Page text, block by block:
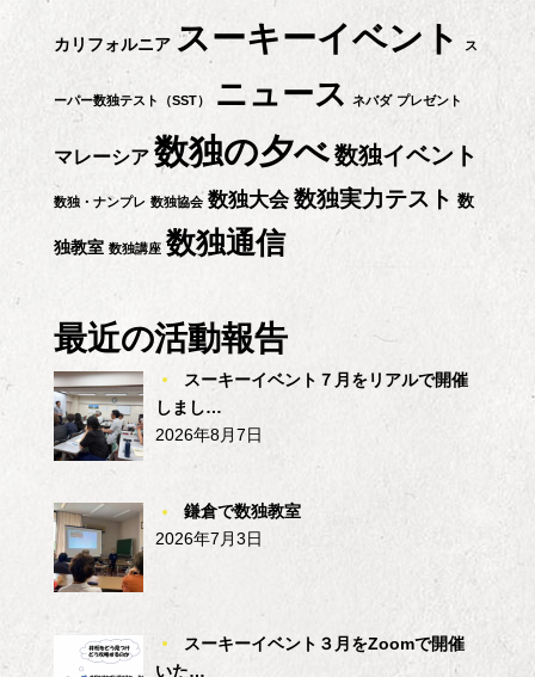
ョ
ン
カリフォルニア スーキーイベント ス
ーパー数独テスト（SST） ニュース ネバダ プレゼント
マレーシア 数独の夕べ数独イベント
数独・ナンプレ 数独協会 数独大会 数独実力テスト 数
独教室 数独講座 数独通信
最近の活動報告
スーキーイベント７月をリアルで開催
しまし…
2026年8月7日
鎌倉で数独教室
2026年7月3日
スーキーイベント３月をZoomで開催
いた…